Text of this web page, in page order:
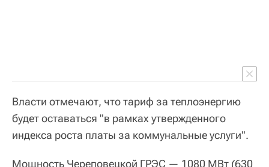
Власти отмечают, что тариф за теплоэнергию
будет оставаться "в рамках утвержденного
индекса роста платы за коммунальные услуги".
Мощность Череповецкой ГРЭС — 1080 МВт (630